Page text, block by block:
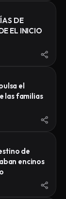
DE
EL INICIO
el
las familias
de
encinos